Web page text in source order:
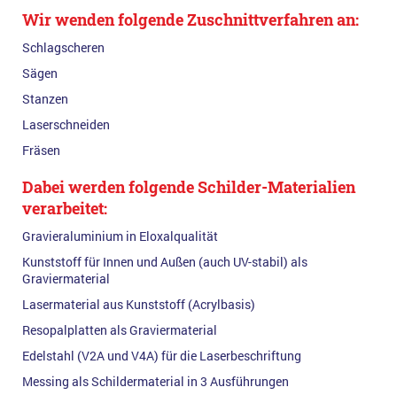
Wir wenden folgende Zuschnittverfahren an:
Schlagscheren
Sägen
Stanzen
Laserschneiden
Fräsen
Dabei werden folgende Schilder-Materialien
verarbeitet:
Gravieraluminium in Eloxalqualität
Kunststoff für Innen und Außen (auch UV-stabil) als
Graviermaterial
Lasermaterial aus Kunststoff (Acrylbasis)
Resopalplatten als Graviermaterial
Edelstahl (V2A und V4A) für die Laserbeschriftung
Messing als Schildermaterial in 3 Ausführungen